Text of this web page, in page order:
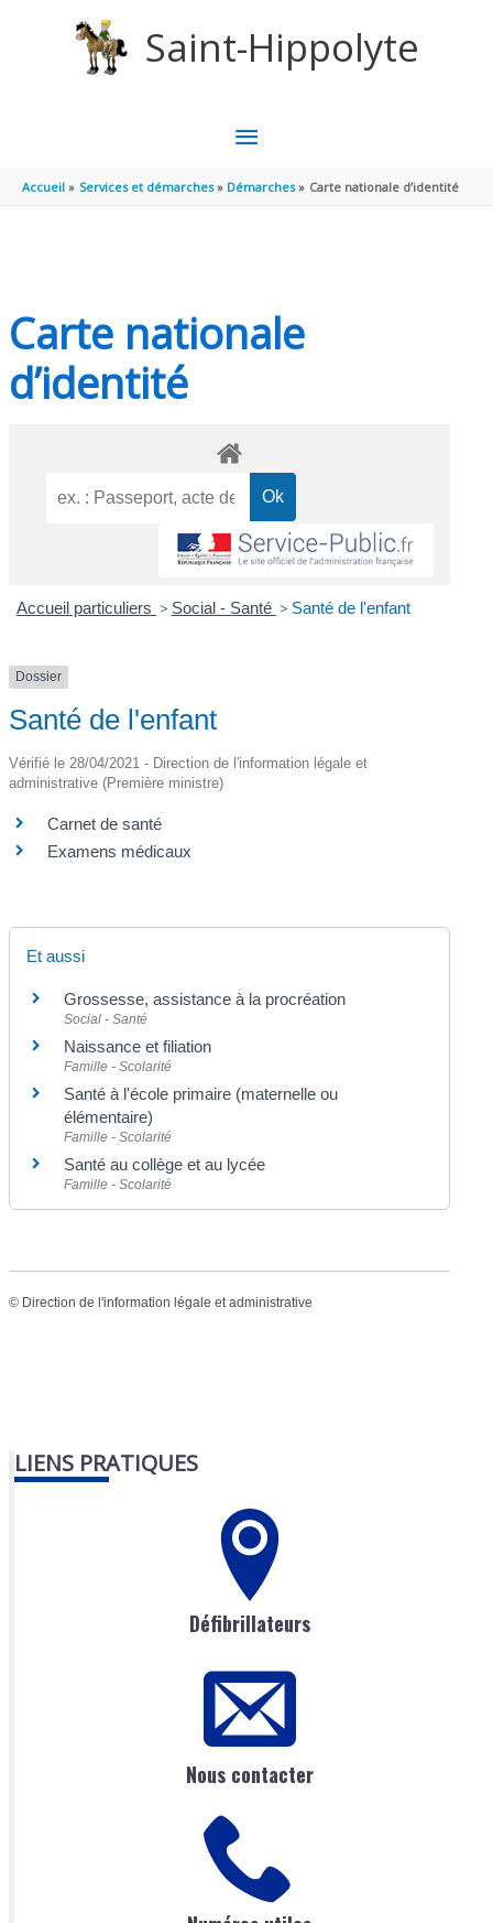
Saint-Hippolyte
MENU
PRINCIPAL
Accueil Services et démarches Démarches Carte nationale d’identité
Carte nationale
d’identité
Accueil particuliers > Social - Santé > Santé de l'enfant
Dossier
Santé de l'enfant
Vérifié le 28/04/2021 - Direction de l'information légale et
administrative (Première ministre)
Carnet de santé
Examens médicaux
Et aussi
Grossesse, assistance à la procréation
Social - Santé
Naissance et filiation
Famille - Scolarité
Santé à l'école primaire (maternelle ou
élémentaire)
Famille - Scolarité
Santé au collège et au lycée
Famille - Scolarité
© Direction de l'information légale et administrative
LIENS PRATIQUES
Défibrillateurs
Nous contacter